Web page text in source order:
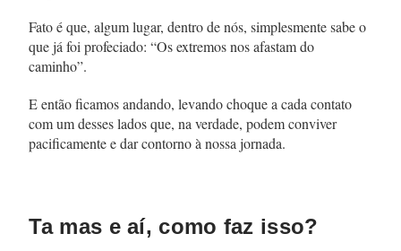
Fato é que, algum lugar, dentro de nós, simplesmente sabe o
que já foi profeciado: “Os extremos nos afastam do
caminho”.
E então ficamos andando, levando choque a cada contato
com um desses lados que, na verdade, podem conviver
pacificamente e dar contorno à nossa jornada.
Ta mas e aí, como faz isso?